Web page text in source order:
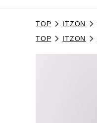
TOP ITZON
TOP
ITZON